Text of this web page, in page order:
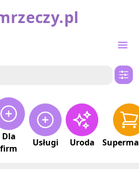
Dla
firm
Usługi Uroda